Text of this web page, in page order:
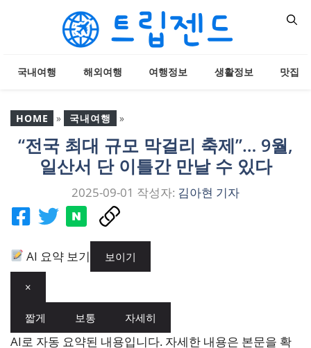
뛰
기
국내여행 해외여행 여행정보 생활정보 맛집
HOME » 국내여행 »
“전국 최대 규모 막걸리 축
제”… 9월, 일산서 단 이틀
간 만날 수 있다
“전국 최대 규모 막걸리 축제”… 9월,
일산서 단 이틀간 만날 수 있다
2025-09-01 작성자: 김아현 기자
AI 요약 보기 보이기
×
짧게 보통 자세히
AI로 자동 요약된 내용입니다. 자세한 내용은 본문을 확